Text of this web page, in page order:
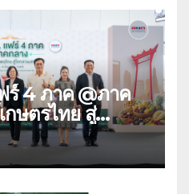
ร์ 4 ภาค @ภาค
กษตรไทย สู่
ชวนชิม ช้อป
จากทั่วไทย วัน
ลานคนเมือง